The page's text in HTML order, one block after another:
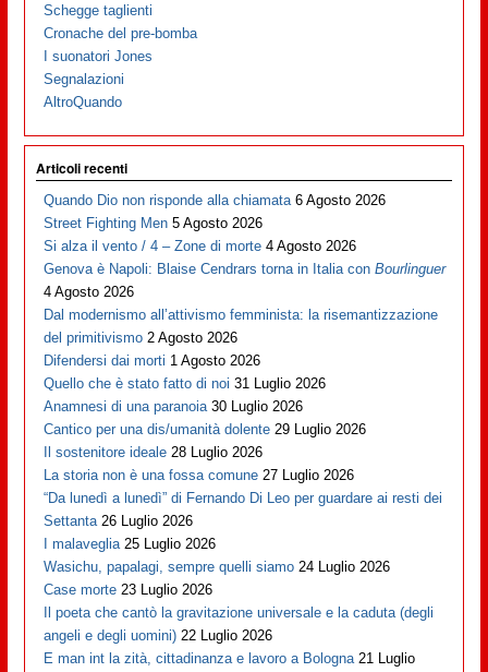
Schegge taglienti
Cronache del pre-bomba
I suonatori Jones
Segnalazioni
AltroQuando
Articoli recenti
Quando Dio non risponde alla chiamata 6 Agosto 2026
Street Fighting Men 5 Agosto 2026
Si alza il vento / 4 – Zone di morte 4 Agosto 2026
Genova è Napoli: Blaise Cendrars torna in Italia conBourlinguer
4 Agosto 2026
Dal modernismo all’attivismo femminista: la risemantizzazione
del primitivismo 2 Agosto 2026
Difendersi dai morti 1 Agosto 2026
Quello che è stato fatto di noi 31 Luglio 2026
Anamnesi di una paranoia 30 Luglio 2026
Cantico per una dis/umanità dolente 29 Luglio 2026
Il sostenitore ideale 28 Luglio 2026
La storia non è una fossa comune 27 Luglio 2026
“Da lunedì a lunedì” di Fernando Di Leo per guardare ai resti dei
Settanta 26 Luglio 2026
I malaveglia 25 Luglio 2026
Wasichu, papalagi, sempre quelli siamo 24 Luglio 2026
Case morte 23 Luglio 2026
Il poeta che cantò la gravitazione universale e la caduta (degli
angeli e degli uomini) 22 Luglio 2026
E man int la zità, cittadinanza e lavoro a Bologna 21 Luglio